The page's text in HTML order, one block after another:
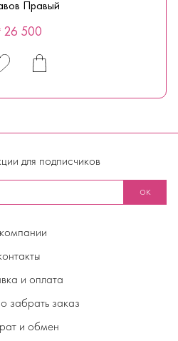
Правый
26 500
для подписчиков
ок
и оплата
забрать заказ
и обмен